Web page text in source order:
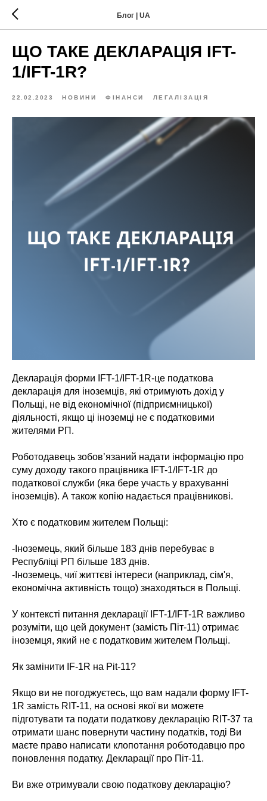
Блог | UA
ЩО ТАКЕ ДЕКЛАРАЦІЯ IFT-
1/IFT-1R?
22.02.2023 НОВИНИ ФІНАНСИ ЛЕГАЛІЗАЦІЯ
Декларація форми IFT-1/IFT-1R-це податкова
декларація для іноземців, які отримують дохід у
Польщі, не від економічної (підприємницької)
діяльності, якщо ці іноземці не є податковими
жителями РП.
Роботодавець зобов’язаний надати інформацію про
суму доходу такого працівника IFT-1/IFT-1R до
податкової служби (яка бере участь у врахуванні
іноземців). А також копію надається працівникові.
Хто є податковим жителем Польщі:
-Іноземець, який більше 183 днів перебуває в
Республіці РП більше 183 днів.
-Іноземець, чиї життєві інтереси (наприклад, сім'я,
економічна активність тощо) знаходяться в Польщі.
У контексті питання декларації IFT-1/IFT-1R важливо
розуміти, що цей документ (замість Піт-11) отримає
іноземця, який не є податковим жителем Польщі.
Як замінити IF-1R на Pit-11?
Якщо ви не погоджуєтесь, що вам надали форму IFT-
1R замість RIT-11, на основі якої ви можете
підготувати та подати податкову декларацію RIT-37 та
отримати шанс повернути частину податків, тоді Ви
маєте право написати клопотання роботодавцю про
поновлення податку. Декларації про Піт-11.
Ви вже отримували свою податкову декларацію?